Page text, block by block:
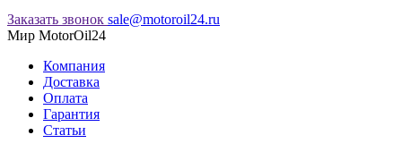
Заказать звонок sale@motoroil24.ru
Мир MotorOil24
Компания
Доставка
Оплата
Гарантия
Статьи